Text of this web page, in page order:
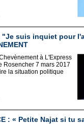
"Je suis inquiet pour
à L'Express
Rosencher 7 mars 2017
la situation politique
: « Petite Najat si tu